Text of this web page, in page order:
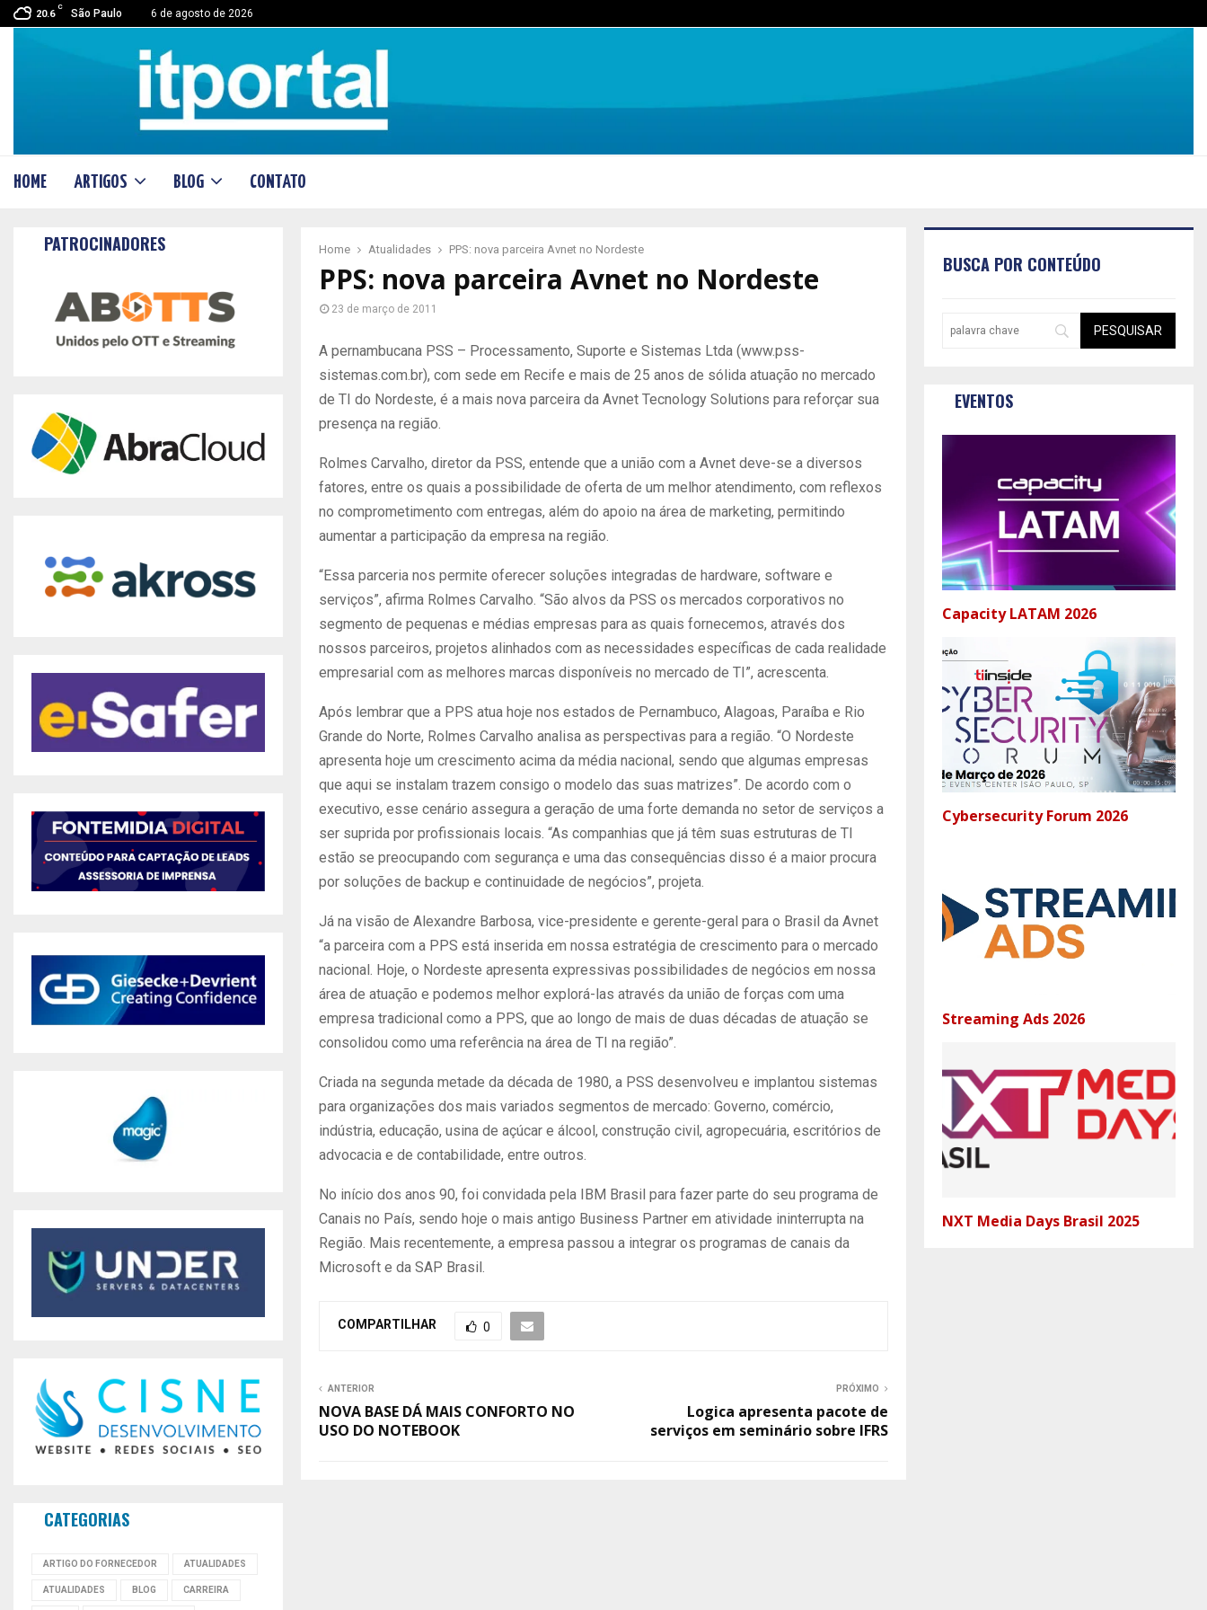
20.6
C
São Paulo 6 de agosto de 2026
HOME ARTIGOS BLOG CONTATO
Home Atualidades PPS: nova parceira Avnet no Nordeste
PPS: nova parceira Avnet no Nordeste
23 de março de 2011
A pernambucana PSS – Processamento, Suporte e Sistemas Ltda (www.pss-
sistemas.com.br), com sede em Recife e mais de 25 anos de sólida atuação no mercado
de TI do Nordeste, é a mais nova parceira da Avnet Tecnology Solutions para reforçar sua
presença na região.
Rolmes Carvalho, diretor da PSS, entende que a união com a Avnet deve-se a diversos
fatores, entre os quais a possibilidade de oferta de um melhor atendimento, com reflexos
no comprometimento com entregas, além do apoio na área de marketing, permitindo
aumentar a participação da empresa na região.
“Essa parceria nos permite oferecer soluções integradas de hardware, software e
serviços”, afirma Rolmes Carvalho. “São alvos da PSS os mercados corporativos no
segmento de pequenas e médias empresas para as quais fornecemos, através dos
nossos parceiros, projetos alinhados com as necessidades específicas de cada realidade
empresarial com as melhores marcas disponíveis no mercado de TI”, acrescenta.
Após lembrar que a PPS atua hoje nos estados de Pernambuco, Alagoas, Paraíba e Rio
Grande do Norte, Rolmes Carvalho analisa as perspectivas para a região. “O Nordeste
apresenta hoje um crescimento acima da média nacional, sendo que algumas empresas
que aqui se instalam trazem consigo o modelo das suas matrizes”. De acordo com o
executivo, esse cenário assegura a geração de uma forte demanda no setor de serviços a
ser suprida por profissionais locais. “As companhias que já têm suas estruturas de TI
estão se preocupando com segurança e uma das consequências disso é a maior procura
por soluções de backup e continuidade de negócios”, projeta.
Já na visão de Alexandre Barbosa, vice-presidente e gerente-geral para o Brasil da Avnet
“a parceira com a PPS está inserida em nossa estratégia de crescimento para o mercado
nacional. Hoje, o Nordeste apresenta expressivas possibilidades de negócios em nossa
área de atuação e podemos melhor explorá-las através da união de forças com uma
empresa tradicional como a PPS, que ao longo de mais de duas décadas de atuação se
consolidou como uma referência na área de TI na região”.
Criada na segunda metade da década de 1980, a PSS desenvolveu e implantou sistemas
para organizações dos mais variados segmentos de mercado: Governo, comércio,
indústria, educação, usina de açúcar e álcool, construção civil, agropecuária, escritórios de
advocacia e de contabilidade, entre outros.
No início dos anos 90, foi convidada pela IBM Brasil para fazer parte do seu programa de
Canais no País, sendo hoje o mais antigo Business Partner em atividade ininterrupta na
Região. Mais recentemente, a empresa passou a integrar os programas de canais da
Microsoft e da SAP Brasil.
COMPARTILHAR 0
ANTERIOR
NOVA BASE DÁ MAIS CONFORTO NO
USO DO NOTEBOOK
PRÓXIMO
Logica apresenta pacote de
serviços em seminário sobre IFRS
PATROCINADORES
CATEGORIAS
ARTIGO DO FORNECEDOR ATUALIDADES
ATUALIDADES BLOG CARREIRA
BUSCA POR CONTEÚDO
EVENTOS
Capacity LATAM 2026
Cybersecurity Forum 2026
Streaming Ads 2026
NXT Media Days Brasil 2025